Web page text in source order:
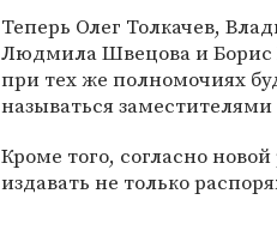
Теперь Олег Толкачев,
Людмила Швецова и Борис
при тех же полномочиях
называться
Кроме того, согласно
издавать не только